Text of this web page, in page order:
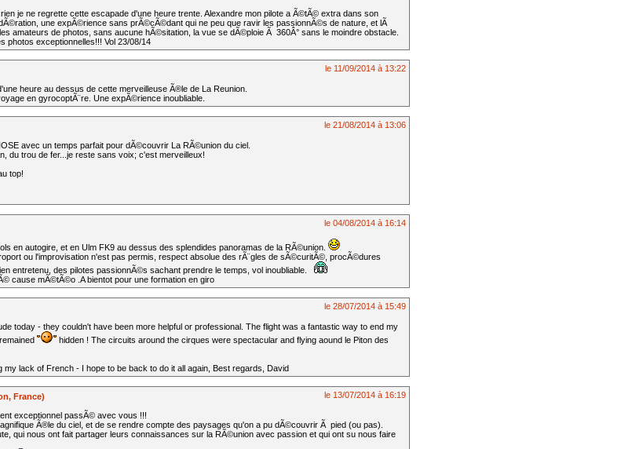
je ne regrette cette escapade d'une heure trente. Alexandre mon pilote a Ã©tÃ© extra dans son
une expÃ©rience sans prÃ©cÃ©dant qui ne peu que ravir les passionnÃ©s de nature, et lÃ
amateurs de photos, sans aucune hÃ©sitation, la vue se dÃ©ploie Ã 360Â° sans le moindre obstacle.
photos exceptionnelles!!! Vol 23/08/14
le 11/09/2014 à 13:22
heure au dessus de cette merveilleuse Ã®le de La Reunion.
en gyrocoptÃ¨re. Une expÃ©rience inoubliable.
le 21/08/2014 à 13:06
avec un temps parfait pour dÃ©couvrir La RÃ©union du ciel.
du trou de fer...je reste sans voix; c'est merveilleux!
top!
le 04/08/2014 à 16:14
en autogire, et en Ulm FK9 au dessus des splendides panoramas de la RÃ©union.
ou l'improvisation n'est pas permis, respect absolue des rÃ¨gles de sÃ©curitÃ©, procÃ©dures
entretenu, des pilotes passionnÃ©s sachant prendre le temps, vol inoubliable.
cause mÃ©tÃ©o .A bientot pour une formation en giro
le 28/07/2014 à 15:49
today - they couldn't have been more helpful or professional. The flight was a fantastic way to end my
hidden ! The circuits around the cirques were spectacular and flying aound le Piton des
my lack of French - I hope to be back to do it all again, Best regards, David
le 13/07/2014 à 16:19
France)
exceptionnel passÃ© avec vous !!!
Ã®le du ciel, et de se rendre compte des paysages qu'on a pu dÃ©couvrir Ã pied (ou pas).
qui nous ont fait partager leurs connaissances sur la RÃ©union avec passion et qui ont su nous faire